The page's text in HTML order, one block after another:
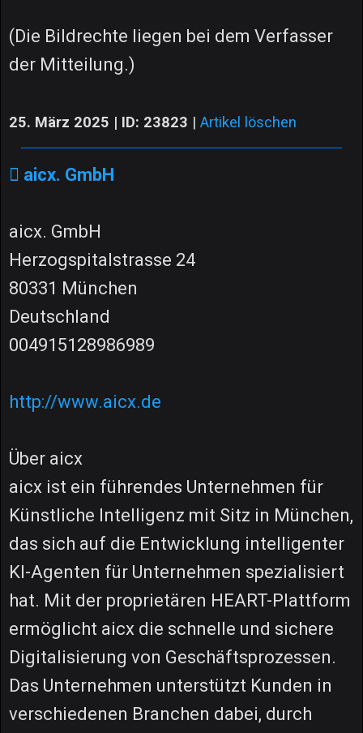
(Die Bildrechte liegen bei dem Verfasser
der Mitteilung.)
25. März 2025 | ID: 23823 | Artikel löschen
aicx. GmbH
aicx. GmbH
Herzogspitalstrasse 24
80331 München
Deutschland
004915128986989
http://www.aicx.de
Über aicx
aicx ist ein führendes Unternehmen für
Künstliche Intelligenz mit Sitz in München,
das sich auf die Entwicklung intelligenter
KI-Agenten für Unternehmen spezialisiert
hat. Mit der proprietären HEART-Plattform
ermöglicht aicx die schnelle und sichere
Digitalisierung von Geschäftsprozessen.
Das Unternehmen unterstützt Kunden in
verschiedenen Branchen dabei, durch